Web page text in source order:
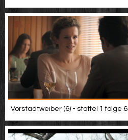
Vorstadtweiber (6) - staffel 1 folge 6